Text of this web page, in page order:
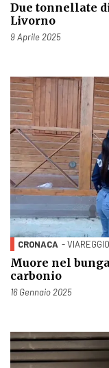
Due tonnellate
Livorno
Pubblicato il
9 Aprile 2025
CRONACA - VIAREGGIO
Muore nel
carbonio
Pubblicato il
16 Gennaio 2025